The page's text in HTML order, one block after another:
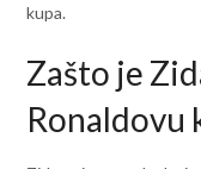
kupa.
Zašto je
Ronaldovu